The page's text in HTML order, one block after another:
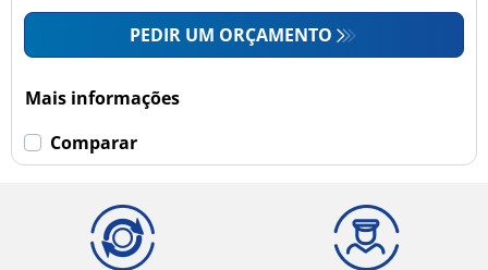
PEDIR UM ORÇAMENTO
Mais informações
Comparar